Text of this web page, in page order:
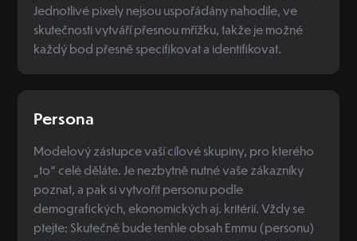
Jednotlivé pixely nejsou uspořádány nahodile, ve
skutečnosti vytváří přesnou mřížku, takže je možné
každý bod přesně specifikovat a identifikovat.
Persona
Modelový zástupce vaší cílové skupiny, pro kterého
„to“ celé děláte. Je nezbytně nutné vaše zákazníky
poznat, a pak si vytvořit personu podle
demografických, ekonomických aj. kritérií. Vždy se
ptejte: Skutečně bude tenhle obsah Emmu (personu)